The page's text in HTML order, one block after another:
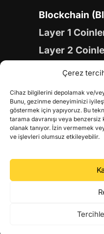
Çerez
Cihaz bilgilerini depolamak ve/
Bunu, gezinme deneyiminizi
göstermek için yapıyoruz. Bu
tarama davranışı veya
olanak tanıyor. İzin vermemek
ve işlevleri olumsuz etkileyebilir.
Blockchain
Layer 1
Layer 2
Yapay Zeka
Gaming
RWA Coinleri
DeFi Coinleri
DePIN Coinleri
Metaverse
Web 3.0
Coin Türevleri